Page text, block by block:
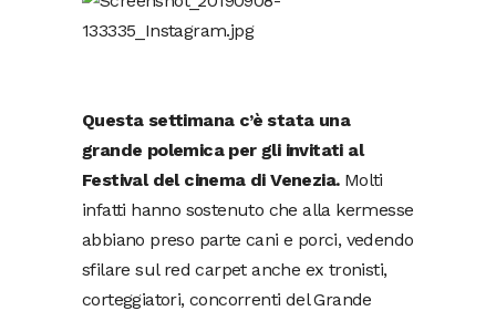
Questa settimana c’è stata una
grande polemica per gli invitati al
Festival del cinema di Venezia.Molti
infatti hanno sostenuto che alla kermesse
abbiano preso parte cani e porci, vedendo
sfilare sul red carpet anche ex tronisti,
corteggiatori, concorrenti del Grande